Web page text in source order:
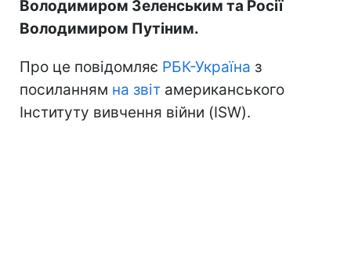
Володимиром Зеленським та Росії
Володимиром Путіним.
Про це повідомляє РБК-Україна з
посиланням на звіт американського
Інституту вивчення війни (ISW).